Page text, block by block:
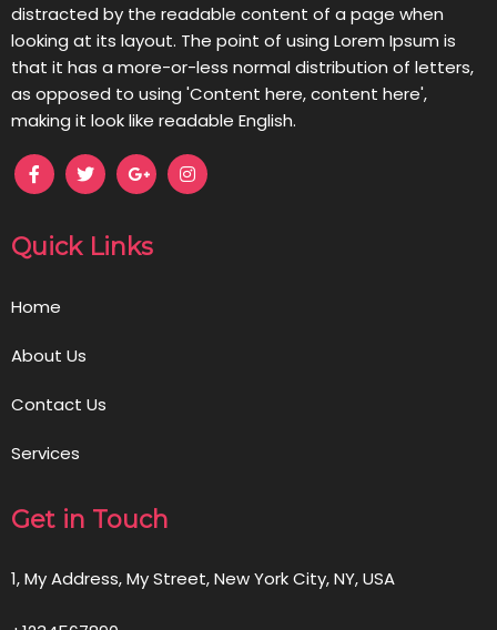
distracted by the readable content of a page when
looking at its layout. The point of using Lorem Ipsum is
that it has a more-or-less normal distribution of letters,
as opposed to using 'Content here, content here',
making it look like readable English.
Quick Links
Home
About Us
Contact Us
Services
Get in Touch
1, My Address, My Street, New York City, NY, USA